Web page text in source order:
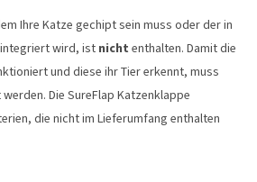
Ihre Katze gechipt sein muss oder der in
wird, ist nicht enthalten. Damit die
und diese ihr Tier erkennt, muss
Die SureFlap Katzenklappe
die nicht im Lieferumfang enthalten